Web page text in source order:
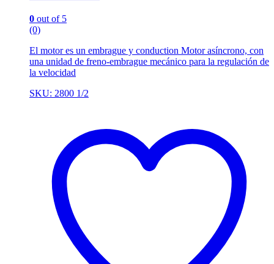
0 out of 5
(0)
El motor es un embrague y conduction Motor asíncrono, con
una unidad de freno-embrague mecánico para la regulación de
la velocidad
SKU: 2800 1/2